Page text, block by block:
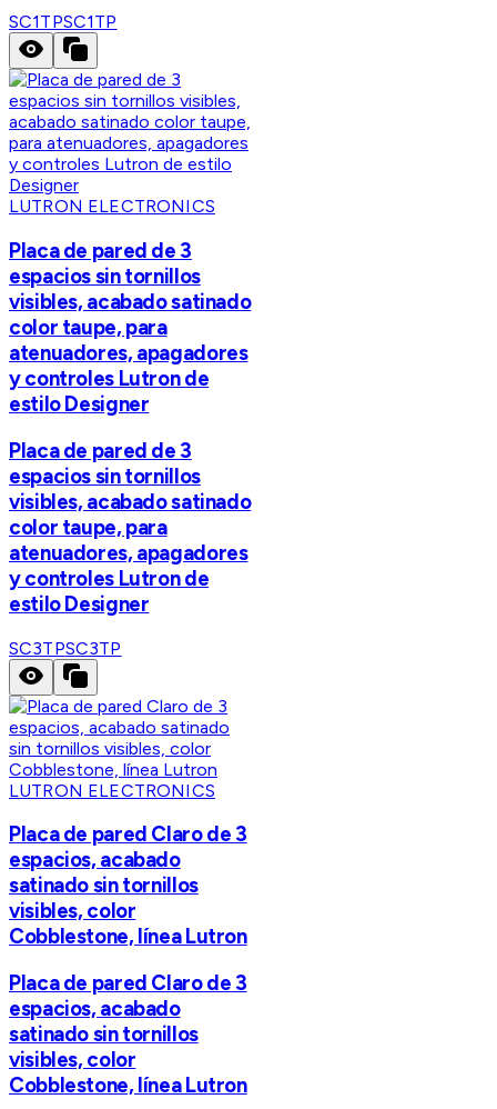
SC1TPSC1TP
LUTRON ELECTRONICS
Placa de pared de 3
espacios sin tornillos
visibles, acabado satinado
color taupe, para
atenuadores, apagadores
y controles Lutron de
estilo Designer
Placa de pared de 3
espacios sin tornillos
visibles, acabado satinado
color taupe, para
atenuadores, apagadores
y controles Lutron de
estilo Designer
SC3TPSC3TP
LUTRON ELECTRONICS
Placa de pared Claro de 3
espacios, acabado
satinado sin tornillos
visibles, color
Cobblestone, línea Lutron
Placa de pared Claro de 3
espacios, acabado
satinado sin tornillos
visibles, color
Cobblestone, línea Lutron